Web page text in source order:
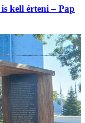
kell érteni – Pap